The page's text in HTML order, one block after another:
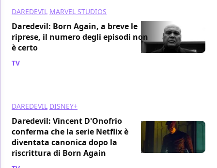
DAREDEVIL MARVEL STUDIOS
Daredevil: Born Again, a breve le
riprese, il numero degli episodi non
è certo
TV
DAREDEVIL DISNEY+
Daredevil: Vincent D'Onofrio
conferma che la serie Netflix è
diventata canonica dopo la
riscrittura di Born Again